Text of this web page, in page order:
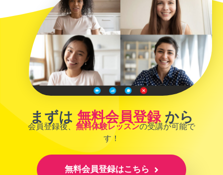
まずは 無料会員登録から
会員登録後、 無料体験レッスンの受講が可能で
す！
無料会員登録はこちら